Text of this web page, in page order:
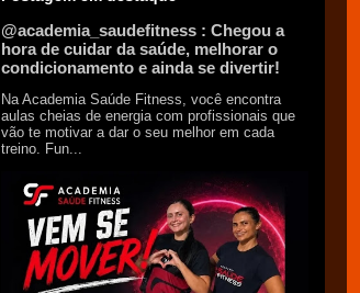
@academia_saudefitness : Chegou a
hora de cuidar da saúde, melhorar o
condicionamento e ainda se divertir!
Na Academia Saúde Fitness, você encontra
aulas cheias de energia com profissionais que
vão te motivar a dar o seu melhor em cada
treino. Fun...